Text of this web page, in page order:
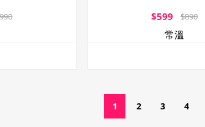
$599 $890
常溫
1 2 3 4